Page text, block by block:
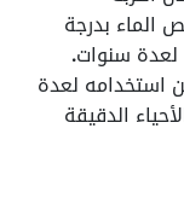
الماء بدرجة
لعدة سنوات.
استخدامه لعدة
الدقيقة